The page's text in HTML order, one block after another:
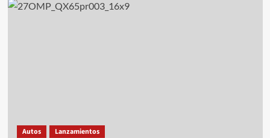
Autos Lanzamientos